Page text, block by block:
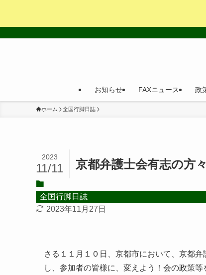
お知らせ FAXニュース 政
ホーム 全国行脚日誌
京都弁護士会有志の方
2023
11/11
全国行脚日誌
2023年11月27日
さる１１月１０日、京都市において、京都
し、参加者の皆様に、変えよう！会の政策